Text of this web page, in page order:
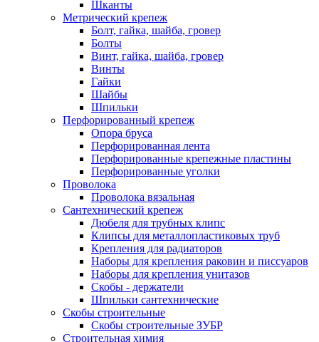
Шканты
Метрический крепеж
Болт, гайка, шайба, гровер
Болты
Винт, гайка, шайба, гровер
Винты
Гайки
Шайбы
Шпильки
Перфорированный крепеж
Опора бруса
Перфорированная лента
Перфорированные крепежные пластины
Перфорированные уголки
Проволока
Проволока вязальная
Сантехнический крепеж
Дюбеля для трубных клипс
Клипсы для металлопластиковых труб
Крепления для радиаторов
Наборы для крепления раковин и писсуаров
Наборы для крепления унитазов
Скобы - держатели
Шпильки сантехнические
Скобы строительные
Скобы строительные ЗУБР
Строительная химия